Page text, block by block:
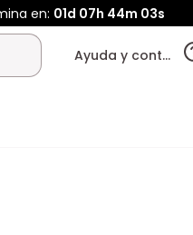
en: 01d 07h 44m 02s
Ayuda y contacto